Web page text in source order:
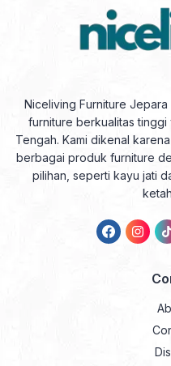
Niceliving Furniture
furniture berkualitas
Tengah. Kami dikenal
berbagai produk furniture
pilihan, seperti kayu jati